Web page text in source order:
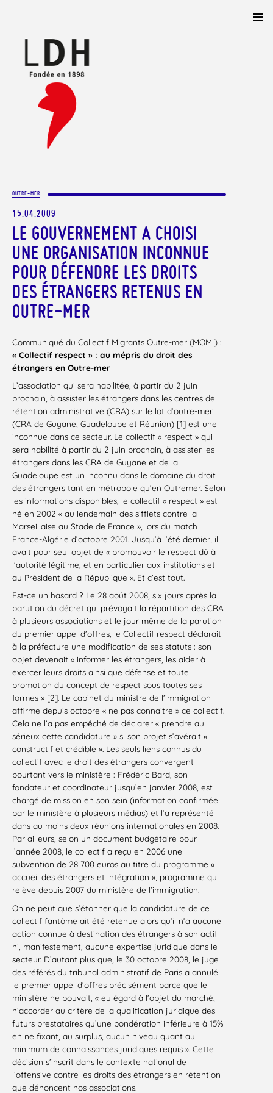
OUTRE-MER
15.04.2009
LE GOUVERNEMENT A CHOISI
UNE ORGANISATION INCONNUE
POUR DÉFENDRE LES DROITS
DES ÉTRANGERS RETENUS EN
OUTRE-MER
Communiqué du Collectif Migrants Outre-mer (MOM ) :
« Collectif respect » : au mépris du droit des
étrangers en Outre-mer
L’association qui sera habilitée, à partir du 2 juin
prochain, à assister les étrangers dans les centres de
rétention administrative (CRA) sur le lot d’outre-mer
(CRA de Guyane, Guadeloupe et Réunion) [1] est une
inconnue dans ce secteur. Le collectif « respect » qui
sera habilité à partir du 2 juin prochain, à assister les
étrangers dans les CRA de Guyane et de la
Guadeloupe est un inconnu dans le domaine du droit
des étrangers tant en métropole qu’en Outremer. Selon
les informations disponibles, le collectif « respect » est
né en 2002 « au lendemain des sifflets contre la
Marseillaise au Stade de France », lors du match
France-Algérie d’octobre 2001. Jusqu’à l’été dernier, il
avait pour seul objet de « promouvoir le respect dû à
l’autorité légitime, et en particulier aux institutions et
au Président de la République ». Et c’est tout.
Est-ce un hasard ? Le 28 août 2008, six jours après la
parution du décret qui prévoyait la répartition des CRA
à plusieurs associations et le jour même de la parution
du premier appel d’offres, le Collectif respect déclarait
à la préfecture une modification de ses statuts : son
objet devenait « informer les étrangers, les aider à
exercer leurs droits ainsi que défense et toute
promotion du concept de respect sous toutes ses
formes » [2]. Le cabinet du ministre de l’immigration
affirme depuis octobre « ne pas connaitre » ce collectif.
Cela ne l’a pas empêché de déclarer « prendre au
sérieux cette candidature » si son projet s’avérait «
constructif et crédible ». Les seuls liens connus du
collectif avec le droit des étrangers convergent
pourtant vers le ministère : Frédéric Bard, son
fondateur et coordinateur jusqu’en janvier 2008, est
chargé de mission en son sein (information confirmée
par le ministère à plusieurs médias) et l’a représenté
dans au moins deux réunions internationales en 2008.
Par ailleurs, selon un document budgétaire pour
l’année 2008, le collectif a reçu en 2006 une
subvention de 28 700 euros au titre du programme «
accueil des étrangers et intégration », programme qui
relève depuis 2007 du ministère de l’immigration.
On ne peut que s’étonner que la candidature de ce
collectif fantôme ait été retenue alors qu’il n’a aucune
action connue à destination des étrangers à son actif
ni, manifestement, aucune expertise juridique dans le
secteur. D’autant plus que, le 30 octobre 2008, le juge
des référés du tribunal administratif de Paris a annulé
le premier appel d’offres précisément parce que le
ministère ne pouvait, « eu égard à l’objet du marché,
n’accorder au critère de la qualification juridique des
futurs prestataires qu’une pondération inférieure à 15%
en ne fixant, au surplus, aucun niveau quant au
minimum de connaissances juridiques requis ». Cette
décision s’inscrit dans le contexte national de
l’offensive contre les droits des étrangers en rétention
que dénoncent nos associations.